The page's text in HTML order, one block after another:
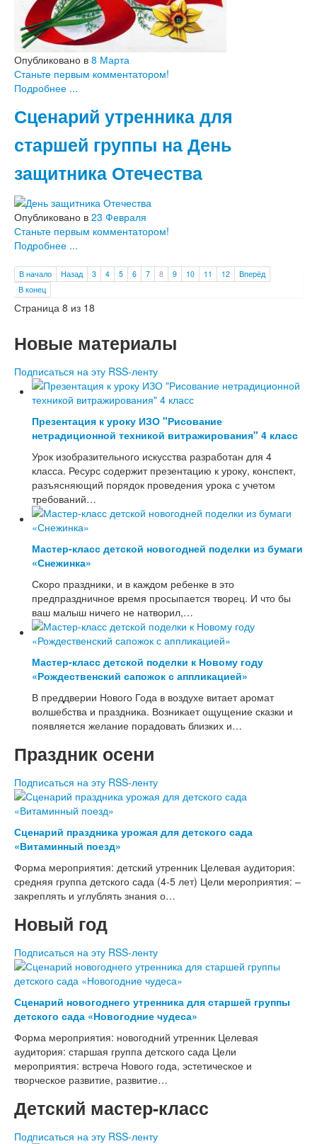
Опубликовано в 8 Марта
Станьте первым комментатором!
Подробнее ...
Сценарий утренника для
старшей группы на День
защитника Отечества
Опубликовано в 23 Февраля
Станьте первым комментатором!
Подробнее ...
В начало Назад 3 4 5 6 7 8 9 10 11 12
Вперёд
В конец
Страница 8 из 18
Новые материалы
Подписаться на эту RSS-ленту
Презентация к уроку ИЗО "Рисование
нетрадиционной техникой витражирования" 4 класс
Урок изобразительного искусства разработан для 4
класса. Ресурс содержит презентацию к уроку, конспект,
разъясняющий порядок проведения урока с учетом
требований…
Мастер-класс детской новогодней поделки из бумаги
«Снежинка»
Скоро праздники, и в каждом ребенке в это
предпраздничное время просыпается творец. И что бы
ваш малыш ничего не натворил,…
Мастер-класс детской поделки к Новому году
«Рождественский сапожок с аппликацией»
В преддверии Нового Года в воздухе витает аромат
волшебства и праздника. Возникает ощущение сказки и
появляется желание порадовать близких и…
Праздник осени
Подписаться на эту RSS-ленту
Сценарий праздника урожая для детского сада
«Витаминный поезд»
Форма мероприятия: детский утренник Целевая аудитория:
средняя группа детского сада (4-5 лет) Цели мероприятия: –
закреплять и углублять знания о…
Новый год
Подписаться на эту RSS-ленту
Сценарий новогоднего утренника для старшей группы
детского сада «Новогодние чудеса»
Форма мероприятия: новогодний утренник Целевая
аудитория: старшая группа детского сада Цели
мероприятия: встреча Нового года, эстетическое и
творческое развитие, развитие…
Детский мастер-класс
Подписаться на эту RSS-ленту